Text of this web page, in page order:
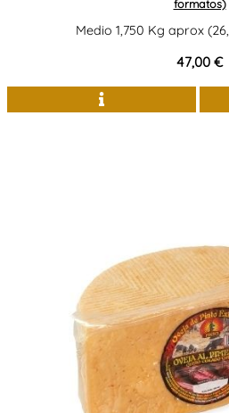
formatos)
Medio 1,750 Kg aprox
47,00 €